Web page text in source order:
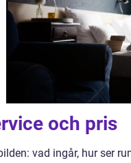
och pris
vad ingår, hur ser